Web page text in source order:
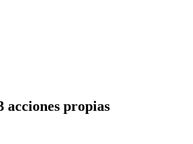
acciones propias